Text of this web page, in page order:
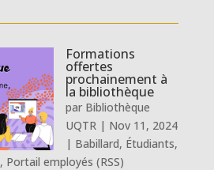
Formations
offertes
prochainement à
la bibliothèque
par Bibliothèque
UQTR| Nov 11, 2024
| Babillard, Étudiants,
, Portail employés (RSS)